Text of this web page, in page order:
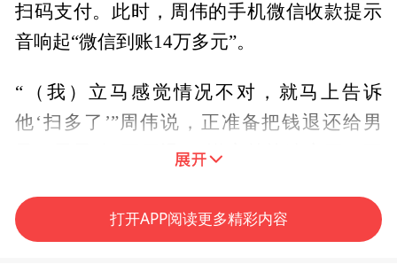
扫码支付。此时，周伟的手机微信收款提示
音响起“微信到账14万多元”。
“（我）立马感觉情况不对，就马上告诉
他‘扫多了’”周伟说，正准备把钱退还给男
子，男子称“不用退”，说完就快速离开，不
面对这么大一笔打车款，周伟展开了联想：
打开APP阅读更多精彩内容